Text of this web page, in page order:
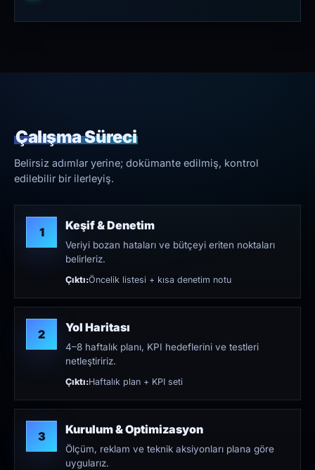
Çalışma Süreci
Belirsiz adımlar yerine; dokümante edilmiş, kontrol
edilebilir bir ilerleyiş.
1 Keşif & Denetim
Veriyi bozan hataları ve bütçeyi eriten noktaları
belirleriz.
Çıktı:Öncelik listesi + kısa denetim notu
2 Yol Haritası
4–8 haftalık planı, KPI hedeflerini ve testleri
netleştiririz.
Çıktı:Haftalık plan + KPI seti
3 Kurulum & Optimizasyon
Ölçüm, reklam ve teknik aksiyonları plana göre
uygularız.